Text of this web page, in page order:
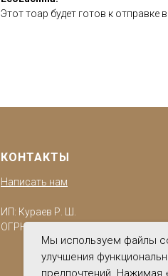
Этот тоар будет готов к отправке
КОНТАКТЫ
Написать нам
ИП: Кураев Р. Ш.
ОГРН: 322784700220940
Мы используем файлы
улучшения
предпочтений. Нажимая